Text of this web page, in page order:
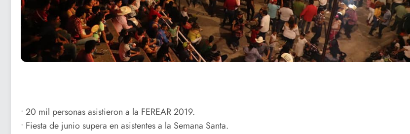
• 20 mil personas asistieron a la FEREAR 2019.
• Fiesta de junio supera en asistentes a la Semana Santa.